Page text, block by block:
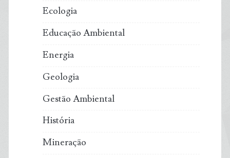
Ecologia
Educação Ambiental
Energia
Geologia
Gestão Ambiental
História
Mineração